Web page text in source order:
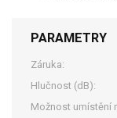
PARAMETRY
Záruka:
Hlučnost (dB):
Možnost umístění